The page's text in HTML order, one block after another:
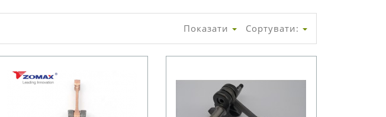
Сортувати:
Показати